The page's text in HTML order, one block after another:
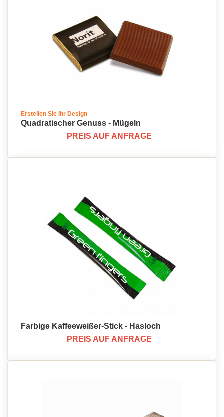
Erstellen Sie Ihr Design
Quadratischer Genuss - Mügeln
PREIS AUF ANFRAGE
Farbige Kaffeeweißer-Stick - Hasloch
PREIS AUF ANFRAGE